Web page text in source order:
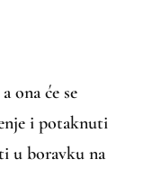
ona će se
i potaknuti
u boravku na